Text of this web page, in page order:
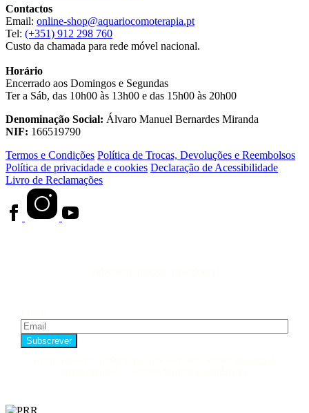
Contactos
Email: online-shop@aquariocomoterapia.pt
Tel: (+351) 912 298 760
Custo da chamada para rede móvel nacional.
Horário
Encerrado aos Domingos e Segundas
Ter a Sáb, das 10h00 às 13h00 e das 15h00 às 20h00
Denominação Social: Álvaro Manuel Bernardes Miranda
NIF: 166519790
Termos e Condições Política de Trocas, Devoluções e Reembolsos
Política de privacidade e cookies Declaração de Acessibilidade
Livro de Reclamações